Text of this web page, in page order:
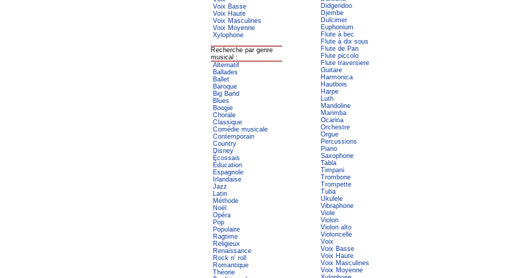
Voix Basse
Voix Haute
Voix Masculines
Voix Moyenne
Xylophone
Recherche par genre
musical :
Alternatif
Ballades
Ballet
Baroque
Big Band
Blues
Boogie
Chorale
Classique
Comédie musicale
Contemporain
Country
Disney
Écossais
Éducation
Espagnole
Irlandaise
Jazz
Latin
Méthode
Noël
Opéra
Pop
Populaire
Ragtime
Religieux
Renaissance
Rock n' roll
Romantique
Théorie
Didgeridoo
Djembe
Dulcimer
Euphonium
Flute à bec
Flute à dix sous
Flute de Pan
Flute piccolo
Flute traversiere
Guitare
Harmonica
Hautbois
Harpe
Luth
Mandoline
Marimba
Ocarina
Orchestre
Orgue
Percussions
Piano
Saxophone
Tabla
Timpani
Trombone
Trompette
Tuba
Ukulele
Vibraphone
Viole
Violon
Violon alto
Violoncelle
Voix
Voix Basse
Voix Haute
Voix Masculines
Voix Moyenne